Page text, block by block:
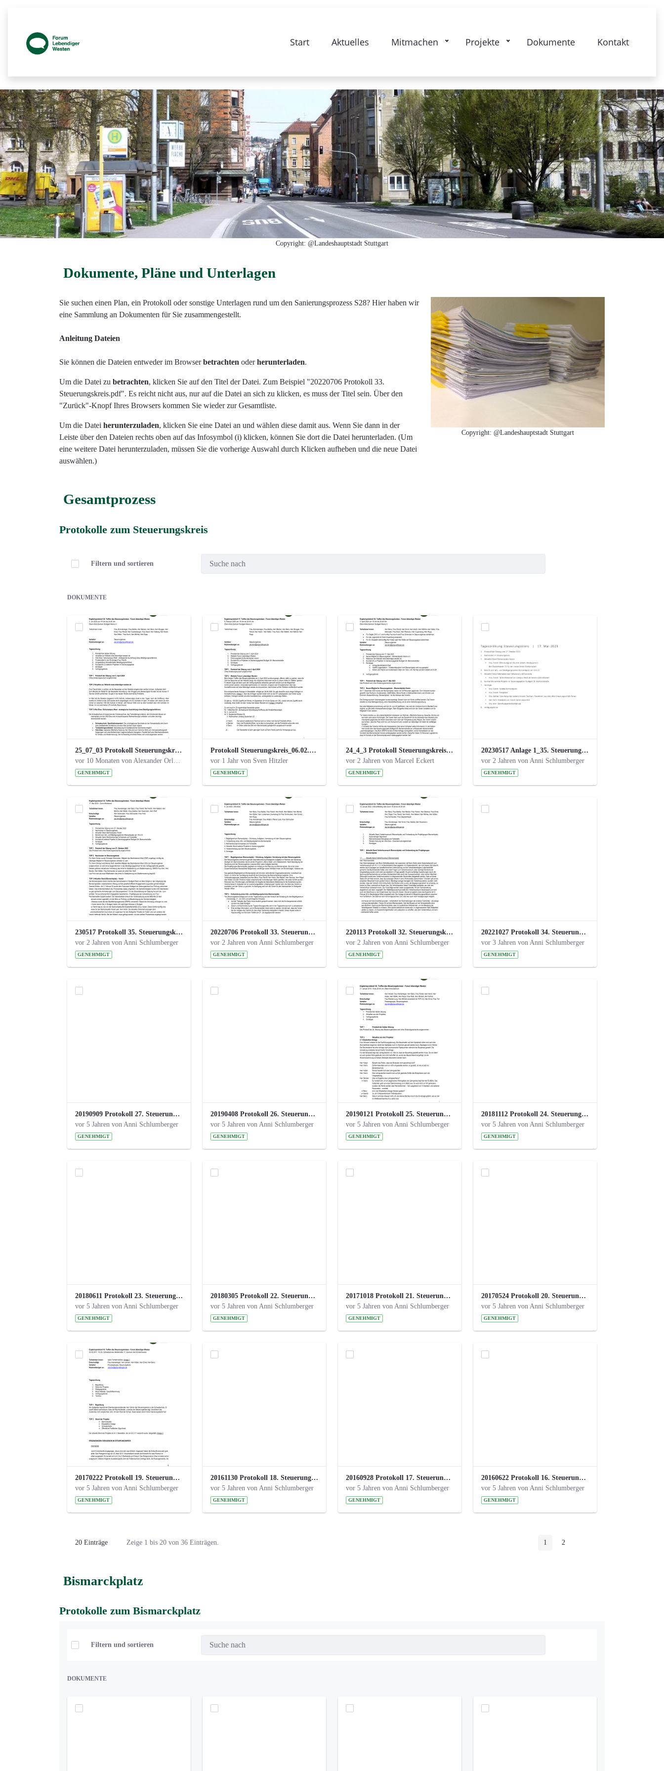
Start Aktuelles Mitmachen Projekte Dokumente Kontakt
Copyright: @Landeshauptstadt Stuttgart
Dokumente, Pläne und Unterlagen
Sie suchen einen Plan, ein Protokoll oder sonstige Unterlagen rund um den Sanierungsprozess S28? Hier haben wir
eine Sammlung an Dokumenten für Sie zusammengestellt.
Anleitung Dateien
Sie können die Dateien entweder im Browserbetrachten oderherunterladen.
Um die Datei zu betrachten, klicken Sie auf den Titel der Datei. Zum Beispiel "20220706 Protokoll 33.
Steuerungskreis.pdf". Es reicht nicht aus, nur auf die Datei an sich zu klicken, es muss der Titel sein. Über den
"Zurück"-Knopf Ihres Browsers kommen Sie wieder zur Gesamtliste.
Um die Datei herunterzuladen, klicken Sie eine Datei an und wählen diese damit aus. Wenn Sie dann in der
Leiste über den Dateien rechts oben auf das Infosymbol (i) klicken, können Sie dort die Datei herunterladen. (Um
eine weitere Datei herunterzuladen, müssen Sie die vorherige Auswahl durch Klicken aufheben und die neue Datei
auswählen.)
Copyright: @Landeshauptstadt Stuttgart
Gesamtprozess
Protokolle zum Steuerungskreis
Elemente auswählen
Filtern und sortieren
DOKUMENTE
25_07_03 Protokoll Steuerungskreis.pdf
vor 10 Monaten von Alexander Orlowski
GENEHMIGT
Protokoll Steuerungskreis_06.02.2025 .pdf
vor 1 Jahr von Sven Hitzler
GENEHMIGT
24_4_3 Protokoll Steuerungskreis.pdf
vor 2 Jahren von Marcel Eckert
GENEHMIGT
20230517 Anlage 1_35. Steuerungskreis.pdf
vor 2 Jahren von Anni Schlumberger
GENEHMIGT
230517 Protokoll 35. Steuerungskreis.pdf
vor 2 Jahren von Anni Schlumberger
GENEHMIGT
20220706 Protokoll 33. Steuerungskreis.pdf
vor 2 Jahren von Anni Schlumberger
GENEHMIGT
220113 Protokoll 32. Steuerungskreis.pdf
vor 2 Jahren von Anni Schlumberger
GENEHMIGT
20221027 Protokoll 34. Steuerungskreis.pdf
vor 3 Jahren von Anni Schlumberger
GENEHMIGT
20190909 Protokoll 27. Steuerungskreis.pdf
vor 5 Jahren von Anni Schlumberger
GENEHMIGT
20190408 Protokoll 26. Steuerungskreis.pdf
vor 5 Jahren von Anni Schlumberger
GENEHMIGT
20190121 Protokoll 25. Steuerungskreis.pdf
vor 5 Jahren von Anni Schlumberger
GENEHMIGT
20181112 Protokoll 24. Steuerungskreis.pdf
vor 5 Jahren von Anni Schlumberger
GENEHMIGT
20180611 Protokoll 23. Steuerungskreis.pdf
vor 5 Jahren von Anni Schlumberger
GENEHMIGT
20180305 Protokoll 22. Steuerungskreis.pdf
vor 5 Jahren von Anni Schlumberger
GENEHMIGT
20171018 Protokoll 21. Steuerungskreis.pdf
vor 5 Jahren von Anni Schlumberger
GENEHMIGT
20170524 Protokoll 20. Steuerungskreis.pdf
vor 5 Jahren von Anni Schlumberger
GENEHMIGT
20170222 Protokoll 19. Steuerungskreis.pdf
vor 5 Jahren von Anni Schlumberger
GENEHMIGT
20161130 Protokoll 18. Steuerungskreis.pdf
vor 5 Jahren von Anni Schlumberger
GENEHMIGT
20160928 Protokoll 17. Steuerungskreis.pdf
vor 5 Jahren von Anni Schlumberger
GENEHMIGT
20160622 Protokoll 16. Steuerungskreis.pdf
vor 5 Jahren von Anni Schlumberger
GENEHMIGT
20 Einträge
Pro Seite Zeige 1 bis 20 von 36 Einträgen. Seite
1 Seite
2
Bismarckplatz
Protokolle zum Bismarckplatz
Elemente auswählen
Filtern und sortieren
DOKUMENTE